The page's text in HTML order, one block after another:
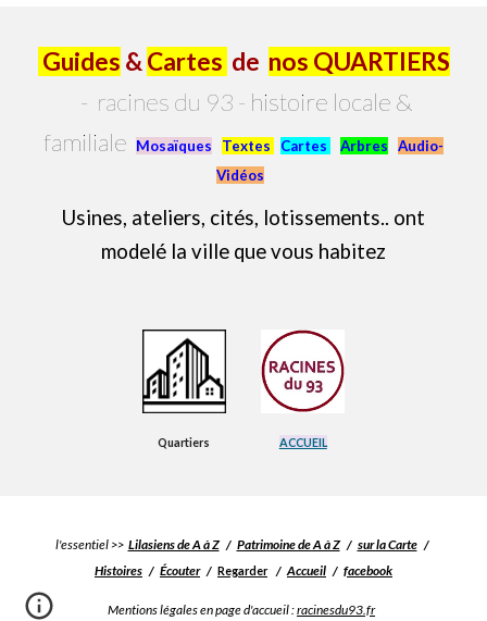
Guides & Cartes de nos QUARTIERS
- racines du 93 - histoire locale &
familiale
Mosaïques Textes Cartes Arbres
Audio-
Vidéos
Usines, ateliers, cités, lotissements.. ont
modelé la ville que vous habitez
Quartiers ACCUEIL
l'essentiel >> Lilasiens de A à Z/ Patrimoine de A à Z/ sur la Carte/
Histoires / Écouter/ Regarder /Accueil / facebook
Mentions légales en page d'accueil :racinesdu93.fr